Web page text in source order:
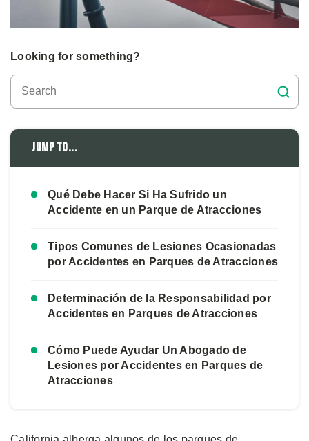
Looking for something?
Jump to...
Qué Debe Hacer Si Ha Sufrido un
Accidente en un Parque de Atracciones
Tipos Comunes de Lesiones Ocasionadas
por Accidentes en Parques de Atracciones
Determinación de la Responsabilidad por
Accidentes en Parques de Atracciones
Cómo Puede Ayudar Un Abogado de
Lesiones por Accidentes en Parques de
Atracciones